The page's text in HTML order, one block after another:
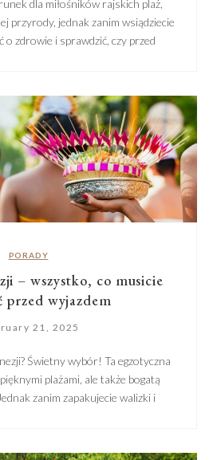
dla miłośników rajskich plaż,
przyrody, jednak zanim wsiądziecie
zdrowie i sprawdzić, czy przed
się przydatnych – zarówno dla
jak i […]
PORADY
– wszystko, co musicie
przed wyjazdem
21, 2025
Świetny wybór! Ta egzotyczna
plażami, ale także bogatą
zanim zapakujecie walizki i
artykułu dowiecie się […]